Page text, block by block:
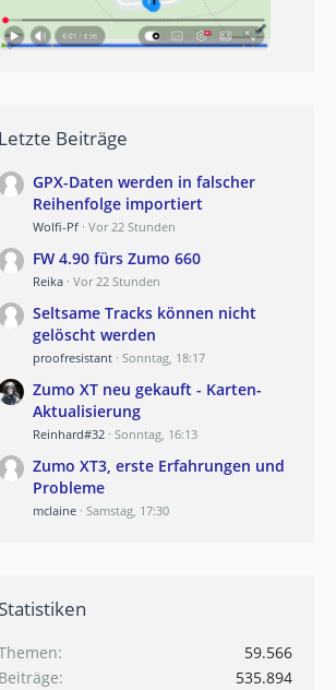
Letzte Beiträge
GPX-Daten werden in falscher
Reihenfolge importiert
Wolfi-Pf Vor 22 Stunden
FW 4.90 fürs Zumo 660
Reika Vor 22 Stunden
Seltsame Tracks können nicht
gelöscht werden
proofresistant Sonntag, 18:17
Zumo XT neu gekauft - Karten-
Aktualisierung
Reinhard#32 Sonntag, 16:13
Zumo XT3, erste Erfahrungen und
Probleme
mclaine Samstag, 17:30
Statistiken
59.566
Beiträge
535.894